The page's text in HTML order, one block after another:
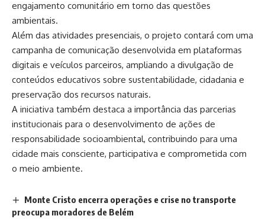
engajamento comunitário em torno das questões
ambientais.
Além das atividades presenciais, o projeto contará com uma
campanha de comunicação desenvolvida em plataformas
digitais e veículos parceiros, ampliando a divulgação de
conteúdos educativos sobre sustentabilidade, cidadania e
preservação dos recursos naturais.
A iniciativa também destaca a importância das parcerias
institucionais para o desenvolvimento de ações de
responsabilidade socioambiental, contribuindo para uma
cidade mais consciente, participativa e comprometida com
o meio ambiente.
Monte Cristo encerra operações e crise no transporte
preocupa moradores de Belém